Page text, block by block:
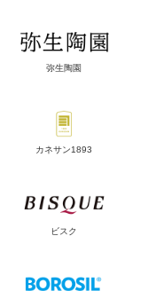
弥生陶園
カネサン1893
ビスク